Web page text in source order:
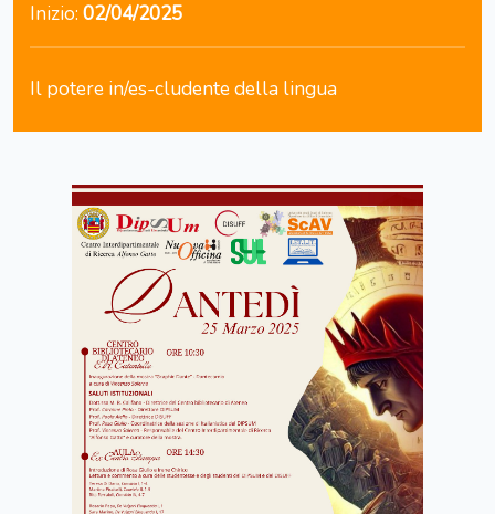
Inizio: 02/04/2025
Il potere in/es-cludente della lingua